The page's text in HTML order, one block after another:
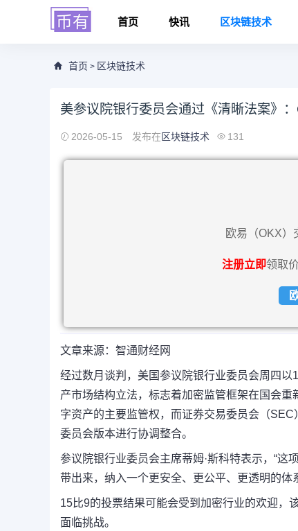
首页 快讯 区块链技术
首页 > 区块链技术
美参议院银行委员会通过《清晰法案》
2026-05-15 发布在区块链技术 131
欧易（OKX）
注册立即领取
文章来源：智通财经网
经过数月谈判，美国参议院银行业委员会周四以
产市场结构立法，标志着加密监管框架在国会
字资产的主要监管权，而证券交易委员会（
委员会版本进行协调整合。
参议院银行业委员会主席蒂姆·斯科特表示，“这
带出来，纳入一个更安全、更公平、更透明的体
15比9的投票结果可能会受到加密行业的欢迎，
面临挑战。